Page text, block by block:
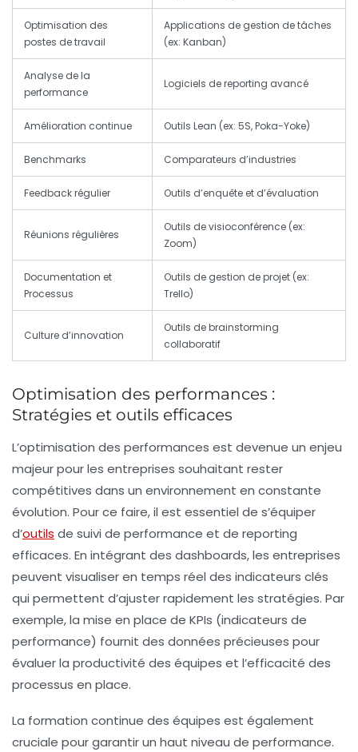
Optimisation des
postes de travail
Applications de gestion de tâches
(ex: Kanban)
Analyse de la
performance
Logiciels de reporting avancé
Amélioration continue Outils Lean (ex: 5S, Poka-Yoke)
Benchmarks Comparateurs d’industries
Feedback régulier Outils d’enquête et d’évaluation
Réunions régulières
Outils de visioconférence (ex:
Zoom)
Documentation et
Processus
Outils de gestion de projet (ex:
Trello)
Culture d’innovation
Outils de brainstorming
collaboratif
Optimisation des performances :
Stratégies et outils efficaces
L’optimisation des performances est devenue un enjeu
majeur pour les entreprises souhaitant rester
compétitives dans un environnement en constante
évolution. Pour ce faire, il est essentiel de s’équiper
d’outils de suivi de performance et de reporting
efficaces. En intégrant des dashboards, les entreprises
peuvent visualiser en temps réel des indicateurs clés
qui permettent d’ajuster rapidement les stratégies. Par
exemple, la mise en place de KPIs (indicateurs de
performance) fournit des données précieuses pour
évaluer la productivité des équipes et l’efficacité des
processus en place.
La formation continue des équipes est également
cruciale pour garantir un haut niveau de performance.